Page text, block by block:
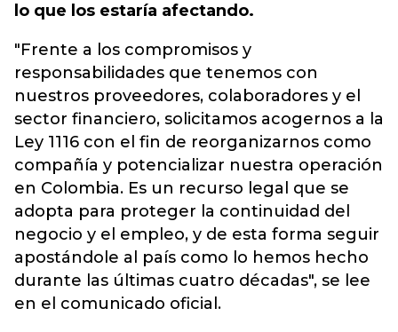
lo que los estaría afectando.
"Frente a los compromisos y
responsabilidades que tenemos con
nuestros proveedores, colaboradores y el
sector financiero, solicitamos acogernos a la
Ley 1116 con el fin de reorganizarnos como
compañía y potencializar nuestra operación
en Colombia. Es un recurso legal que se
adopta para proteger la continuidad del
negocio y el empleo, y de esta forma seguir
apostándole al país como lo hemos hecho
durante las últimas cuatro décadas", se lee
en el comunicado oficial.